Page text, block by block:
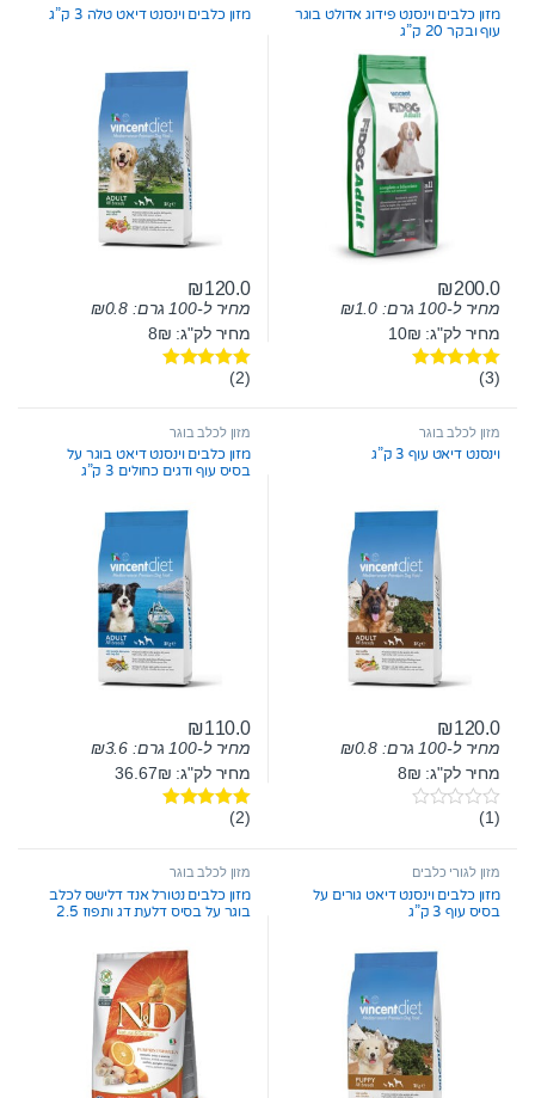
מזון כלבים וינסנט פידוג אדולט בוגר
עוף ובקר 20 ק”ג
₪200.0
מחיר ל-100 גרם: ₪1.0
מחיר לק"ג: 10₪
דורג(3)
מזון כלבים וינסנט דיאט טלה 3 ק”ג
₪120.0
מחיר ל-100 גרם: ₪0.8
מחיר לק"ג: 8₪
דורג(2)
מזון לכלב בוגר
וינסנט דיאט עוף 3 ק”ג
₪120.0
מחיר ל-100 גרם: ₪0.8
מחיר לק"ג: 8₪
0
t
o
f
5
(1)
מזון לכלב בוגר
מזון כלבים וינסנט דיאט בוגר על
בסיס עוף ודגים כחולים 3 ק”ג
₪110.0
מחיר ל-100 גרם: ₪3.6
מחיר לק"ג: 36.67₪
דורג(2)
מזון לגורי כלבים
מזון כלבים וינסנט דיאט גורים על
בסיס עוף 3 ק”ג
מזון לכלב בוגר
מזון כלבים נטורל אנד דלישס לכלב
בוגר על בסיס דלעת דג ותפוז 2.5